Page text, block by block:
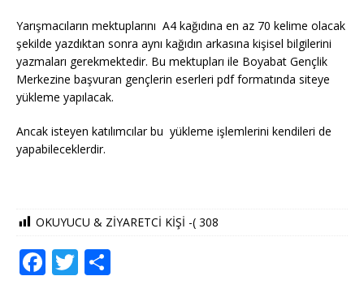
Yarışmacıların mektuplarını A4 kağıdına en az 70 kelime olacak
şekilde yazdıktan sonra aynı kağıdın arkasına kişisel bilgilerini
yazmaları gerekmektedir. Bu mektupları ile Boyabat Gençlik
Merkezine başvuran gençlerin eserleri pdf formatında siteye
yükleme yapılacak.
Ancak isteyen katılımcılar bu yükleme işlemlerini kendileri de
yapabileceklerdir.
OKUYUCU & ZİYARETCİ KİŞİ -( 308
F T